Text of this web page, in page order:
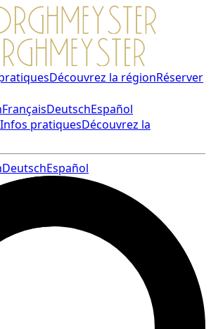
Découvrez la régionRéserver
FrançaisDeutschEspañol
Infos pratiquesDécouvrez la
DeutschEspañol